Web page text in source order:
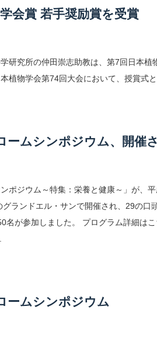
会賞 若手奨励賞を受賞
研究所の仲田崇志助教は、第7回日本
植物学会第74回大会において、授賞式
ームシンポジウム、開催
ンポジウム～特集：栄養と健康～」が
ランドエル・サンで開催され、29の
名が参加しました。 プログラム詳細は
ームシンポジウム